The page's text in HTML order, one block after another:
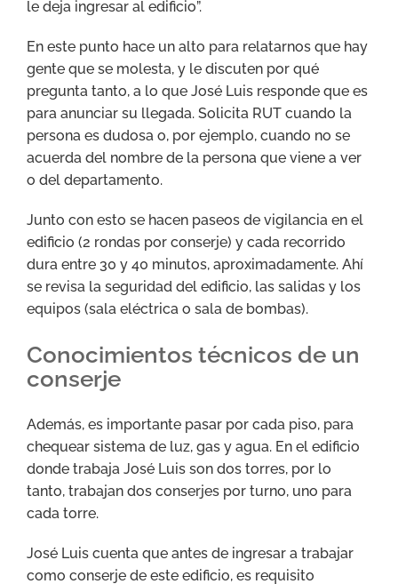
le deja ingresar al edificio”.
En este punto hace un alto para relatarnos que hay
gente que se molesta, y le discuten por qué
pregunta tanto, a lo que José Luis responde que es
para anunciar su llegada. Solicita RUT cuando la
persona es dudosa o, por ejemplo, cuando no se
acuerda del nombre de la persona que viene a ver
o del departamento.
Junto con esto se hacen paseos de vigilancia en el
edificio (2 rondas por conserje) y cada recorrido
dura entre 30 y 40 minutos, aproximadamente. Ahí
se revisa la seguridad del edificio, las salidas y los
equipos (sala eléctrica o sala de bombas).
Conocimientos técnicos de un
conserje
Además, es importante pasar por cada piso, para
chequear sistema de luz, gas y agua. En el edificio
donde trabaja José Luis son dos torres, por lo
tanto, trabajan dos conserjes por turno, uno para
cada torre.
José Luis cuenta que antes de ingresar a trabajar
como conserje de este edificio, es requisito